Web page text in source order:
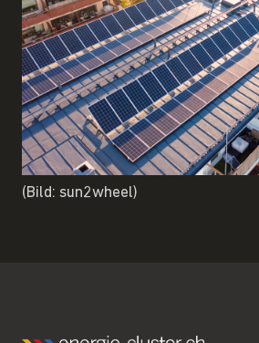
(Bild: sun2wheel)